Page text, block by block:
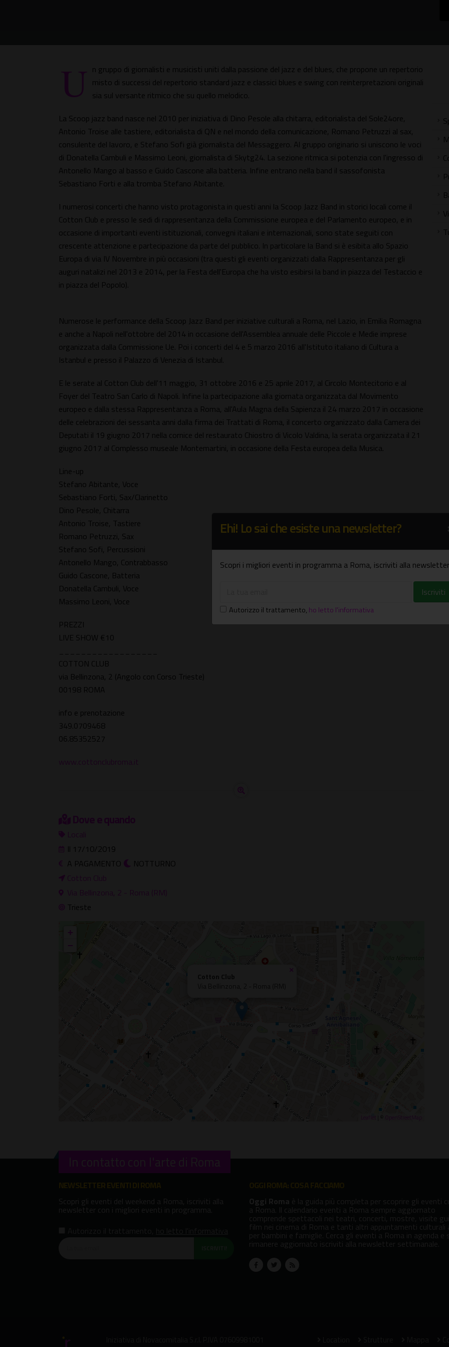
U n gruppo di giornalisti e musicisti uniti dalla passione del jazz e del blues, che propone un repertorio
misto di successi del repertorio standard jazz e classici blues e swing con reinterpretazioni originali
sia sul versante ritmico che su quello melodico.
La Scoop jazz band nasce nel 2010 per iniziativa di Dino Pesole alla chitarra, editorialista del Sole24ore,
Antonio Troise alle tastiere, editorialista di QN e nel mondo della comunicazione, Romano Petruzzi al sax,
consulente del lavoro, e Stefano Sofi già giornalista del Messaggero. Al gruppo originario si uniscono le voci
di Donatella Cambuli e Massimo Leoni, giornalista di Skytg24. La sezione ritmica si potenzia con l'ingresso di
Antonello Mango al basso e Guido Cascone alla batteria. Infine entrano nella band il sassofonista
Sebastiano Forti e alla tromba Stefano Abitante.
I numerosi concerti che hanno visto protagonista in questi anni la Scoop Jazz Band in storici locali come il
Cotton Club e presso le sedi di rappresentanza della Commissione europea e del Parlamento europeo, e in
occasione di importanti eventi istituzionali, convegni italiani e internazionali, sono state seguiti con
crescente attenzione e partecipazione da parte del pubblico. In particolare la Band si è esibita allo Spazio
Europa di via IV Novembre in più occasioni (tra questi gli eventi organizzati dalla Rappresentanza per gli
auguri natalizi nel 2013 e 2014, per la Festa dell'Europa che ha visto esibirsi la band in piazza del Testaccio e
in piazza del Popolo).
Numerose le performance della Scoop Jazz Band per iniziative culturali a Roma, nel Lazio, in Emilia Romagna
e anche a Napoli nell'ottobre del 2014 in occasione dell'Assemblea annuale delle Piccole e Medie imprese
organizzata dalla Commissione Ue. Poi i concerti del 4 e 5 marzo 2016 all'Istituto italiano di Cultura a
Istanbul e presso il Palazzo di Venezia di Istanbul.
E le serate al Cotton Club dell'11 maggio, 31 ottobre 2016 e 25 aprile 2017, al Circolo Montecitorio e al
Foyer del Teatro San Carlo di Napoli. Infine la partecipazione alla giornata organizzata dal Movimento
europeo e dalla stessa Rappresentanza a Roma, all'Aula Magna della Sapienza il 24 marzo 2017 in occasione
delle celebrazioni dei sessanta anni dalla firma dei Trattati di Roma, il concerto organizzato dalla Camera dei
Deputati il 19 giugno 2017 nella cornice del restaurato Chiostro di Vicolo Valdina, la serata organizzata il 21
giugno 2017 al Complesso museale Montemartini, in occasione della Festa europea della Musica.
Line-up
Stefano Abitante, Voce
Sebastiano Forti, Sax/Clarinetto
Dino Pesole, Chitarra
Antonio Troise, Tastiere
Romano Petruzzi, Sax
Stefano Sofi, Percussioni
Antonello Mango, Contrabbasso
Guido Cascone, Batteria
Donatella Cambuli, Voce
Massimo Leoni, Voce
PREZZI
LIVE SHOW €10
COTTON CLUB
via Bellinzona, 2 (Angolo con Corso Trieste)
00198 ROMA
info e prenotazione
349.0709468
06.85352527
www.cottonclubroma.it
Dove e quando
Locali
Il 17/10/2019
A PAGAMENTO
NOTTURNO
Cotton Club
Via Bellinzona, 2 - Roma (RM)
Trieste
×
+
−
In contatto con l'arte di Roma
Ehi! Lo sai che esiste una newsletter?
Scopri i migliori eventi in programma a Roma, iscriviti alla
Autorizzo il trattamento, ho letto l'informativa